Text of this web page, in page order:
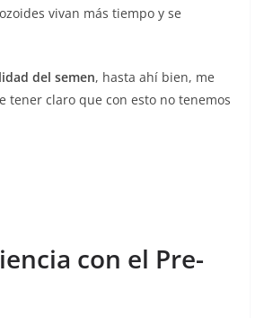
vivan más tiempo y se
del semen, hasta ahí bien, me
tener claro que con esto no tenemos
con el Pre-